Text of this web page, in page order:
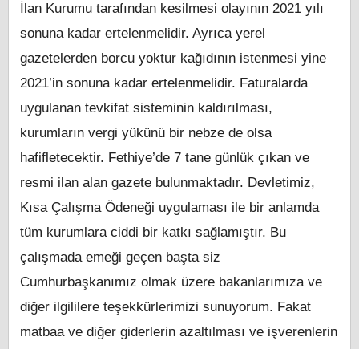
İlan Kurumu tarafından kesilmesi olayının 2021 yılı
sonuna kadar ertelenmelidir. Ayrıca yerel
gazetelerden borcu yoktur kağıdının istenmesi yine
2021’in sonuna kadar ertelenmelidir. Faturalarda
uygulanan tevkifat sisteminin kaldırılması,
kurumların vergi yükünü bir nebze de olsa
hafifletecektir. Fethiye’de 7 tane günlük çıkan ve
resmi ilan alan gazete bulunmaktadır. Devletimiz,
Kısa Çalışma Ödeneği uygulaması ile bir anlamda
tüm kurumlara ciddi bir katkı sağlamıştır. Bu
çalışmada emeği geçen başta siz
Cumhurbaşkanımız olmak üzere bakanlarımıza ve
diğer ilgililere teşekkürlerimizi sunuyorum. Fakat
matbaa ve diğer giderlerin azaltılması ve işverenlerin